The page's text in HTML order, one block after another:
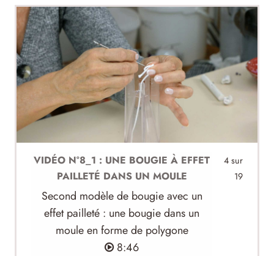
4 sur
19
VIDÉO N°8_1 : UNE BOUGIE À EFFET
PAILLETÉ DANS UN MOULE
Second modèle de bougie avec un
effet pailleté : une bougie dans un
moule en forme de polygone
8:46